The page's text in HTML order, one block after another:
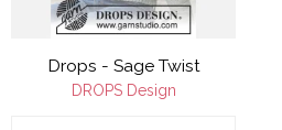
Drops - Sage Twist
DROPS Design